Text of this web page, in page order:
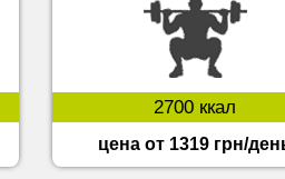
2700 ккал
цена от 1319 грн/